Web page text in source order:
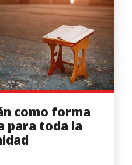
como forma
para toda la